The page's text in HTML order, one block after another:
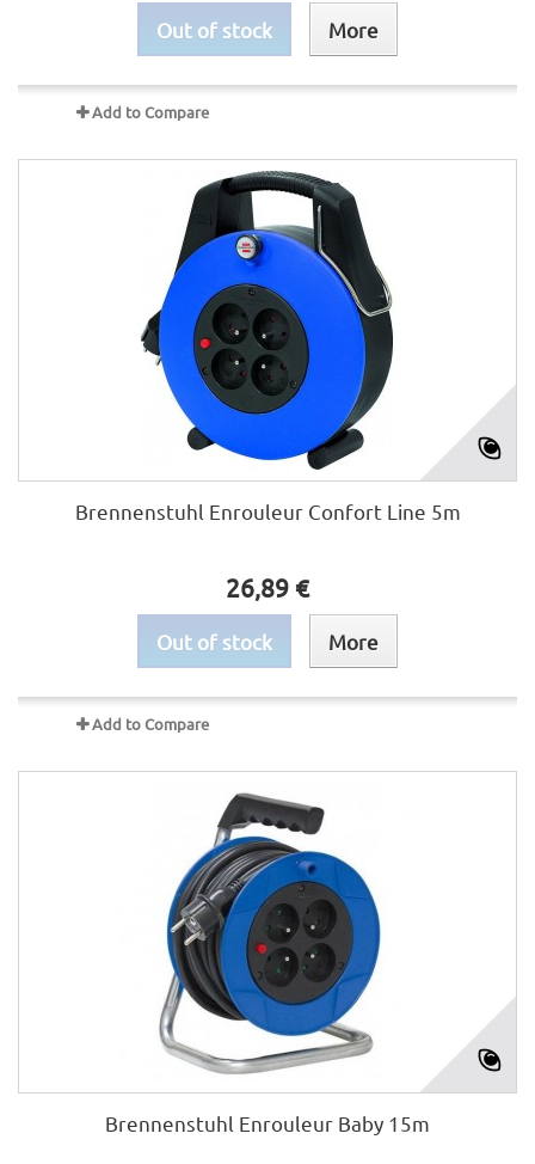
Out of stock More
Add to Compare
Brennenstuhl Enrouleur Confort Line 5m
26,89 €
Out of stock More
Add to Compare
Brennenstuhl Enrouleur Baby 15m